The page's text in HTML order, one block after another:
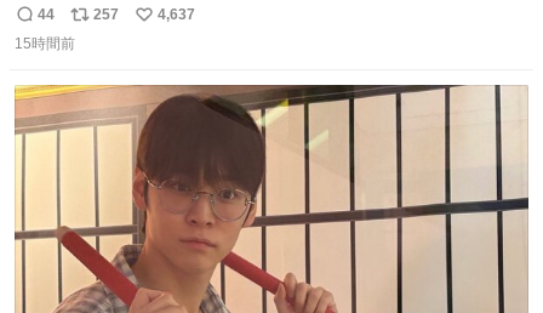
世代（笑） #70年代 #80年代 #昭和レトロ
返
信
44
リ
ポ
数
257
い
数
4,637
15時間前